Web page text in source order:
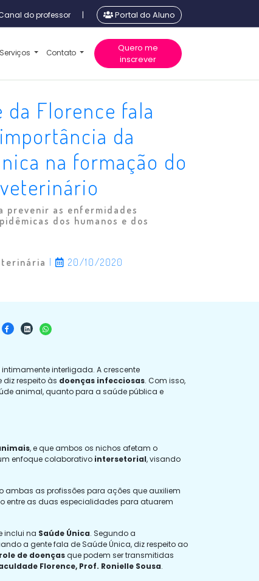
do professor | Portal do Aluno
Serviços Contato
Quero me
inscrever
da Florence fala
da
na formação do
prevenir as enfermidades
dos humanos e dos
20/10/2020
interligada. A crescente
diz respeito às doenças infecciosas. Com isso,
animal, quanto para a saúde pública e
, e que ambos os nichos afetam o
enfoque colaborativo intersetorial, visando
ambas as profissões para ações que auxiliem
entre as duas especialidades para atuarem
inclui na Saúde Única. Segundo a
a gente fala de Saúde Única, diz respeito ao
de doençasque podem ser transmitidas
Florence, Prof. Ronielle Sousa.